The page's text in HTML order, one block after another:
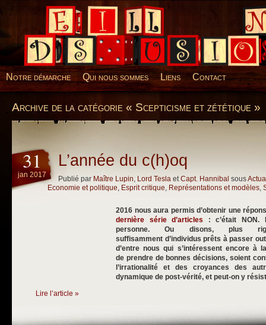
Desillusions
Notre démarche Qui nous sommes Liens Contact
Archive de la catégorie « Scepticisme et zététique »
31
jan 2017
L’année du c(h)oq
Publié par Maître Lupin, Lord Tesla etCapt. Hannibal sous
Economie et politique, Esprit critique, Représentations et modèles,
2016 nous aura permis d’obtenir une
dernière série d’articles : c’était NON.
personne. Ou disons, plus
suffisamment d’individus prêts à passer
d’entre nous qui s’intéressent encore à
de prendre de bonnes décisions, soient
l’irrationalité et des croyances des
dynamique de post-vérité, et peut-on y
Lire l’article »